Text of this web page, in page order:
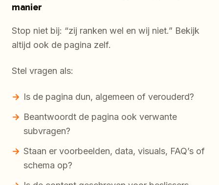
manier
Stop niet bij: “zij ranken wel en wij niet.” Bekijk
altijd ook de pagina zelf.
Stel vragen als:
Is de pagina dun, algemeen of verouderd?
Beantwoordt de pagina ook verwante
subvragen?
Staan er voorbeelden, data, visuals, FAQ’s of
schema op?